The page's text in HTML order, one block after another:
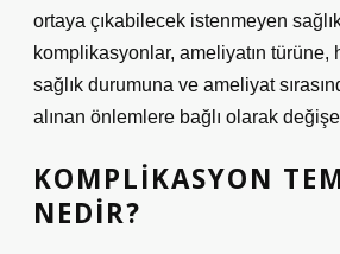
ortaya çıkabilecek istenmeyen
komplikasyonlar, ameliyatın türüne,
sağlık durumuna ve ameliyat
alınan önlemlere bağlı olarak
KOMPLIKASYON
NEDIR?